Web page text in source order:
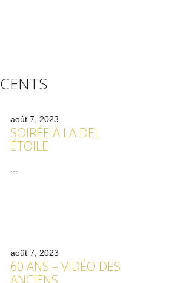
août 7, 2023
SOIRÉE À LA DEL
ÉTOILE
août 7, 2023
60 ANS – VIDÉO DES
ANCIENS